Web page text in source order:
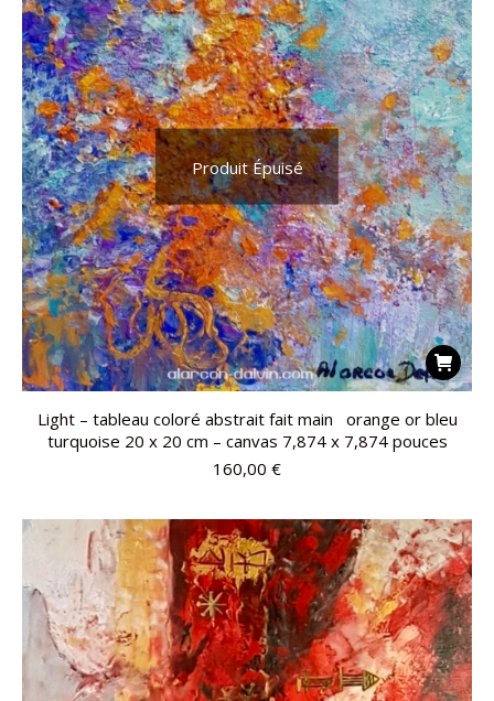
Produit Épuisé
Light – tableau coloré abstrait fait main orange or bleu
turquoise 20 x 20 cm – canvas 7,874 x 7,874 pouces
160,00 €